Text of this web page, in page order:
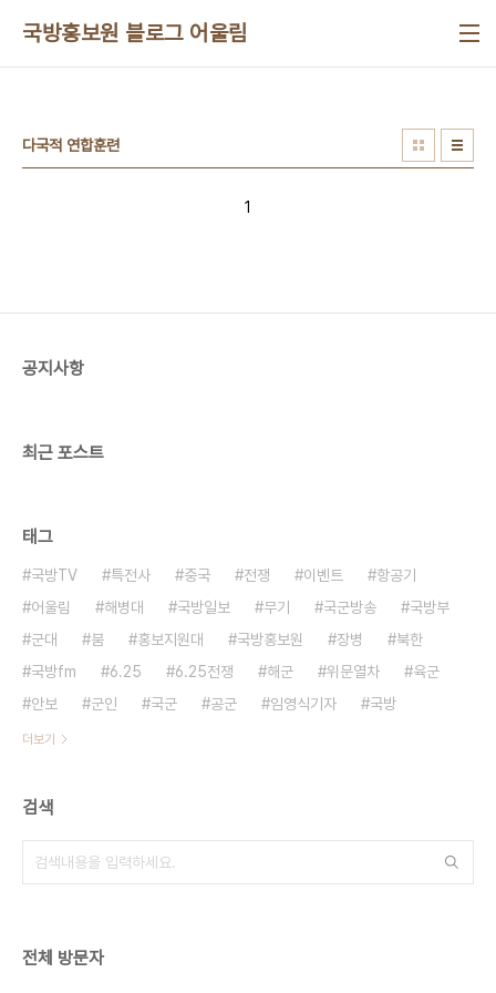
국방홍보원 블로그 어울림
다국적 연합훈련
1
공지사항
최근 포스트
태그
국방TV 특전사 중국 전쟁 이벤트
항공기
어울림
해병대 국방일보 무기 국군방송
국방부
군대
붐 홍보지원대 국방홍보원 장병
북한
국방fm
6.25 6.25전쟁 해군 위문열차
육군
안보
군인 국군 공군 임영식기자 국방
더보기
검색
전체 방문자